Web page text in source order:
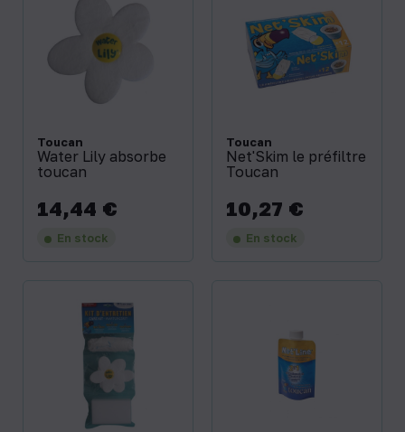
Toucan
Water Lily absorbe
toucan
Prix
14,44 €
En stock
Toucan
Net'Skim le préfiltre
Toucan
Prix
10,27 €
En stock